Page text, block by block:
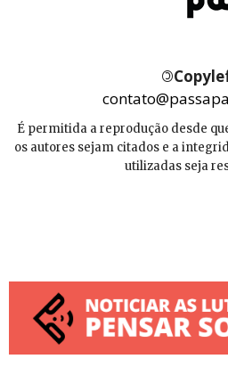
©
É permitida a reprodução desde
os autores sejam citados e a
utilizadas seja